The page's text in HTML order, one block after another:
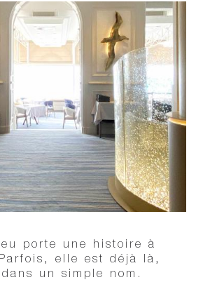
porte une histoire à
elle est déjà là,
un simple nom.